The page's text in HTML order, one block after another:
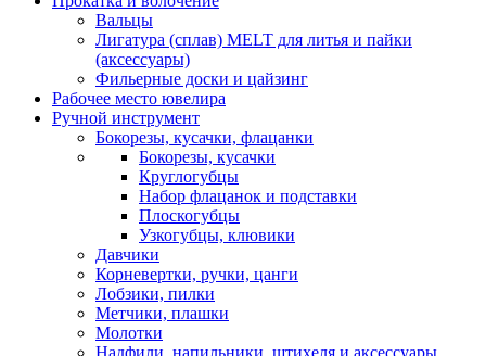
Вальцы
Лигатура (сплав) MELT для литья и пайки
(аксессуары)
Фильерные доски и цайзинг
Рабочее место ювелира
Ручной инструмент
Бокорезы, кусачки, флацанки
Бокорезы, кусачки
Круглогубцы
Набор флацанок и подставки
Плоскогубцы
Узкогубцы, клювики
Давчики
Корневертки, ручки, цанги
Лобзики, пилки
Метчики, плашки
Молотки
Надфили, напильники, штихеля и аксессуары